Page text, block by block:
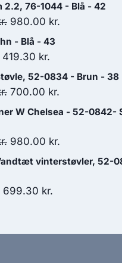
2.2, 76-1044 - Blå - 42
Den
oprindelige
pris
1,400.00 kr..
980.00 kr.
- Blå - 43
Den
oprindelige
pris
419.30 kr.
aktuelle
pris
52-0834 - Brun - 38
Den
oprindelige
var:
1,000.00 kr..
700.00 kr.
aktuelle
700.00 kr..
W Chelsea - 52-0842-
Den
oprindelige
var:
980.00 kr.
aktuelle
vinterstøvler, 52-
Den
699.30 kr.